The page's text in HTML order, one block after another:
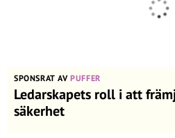
SPONSRAT AVPUFFER
Ledarskapets roll i att
säkerhet